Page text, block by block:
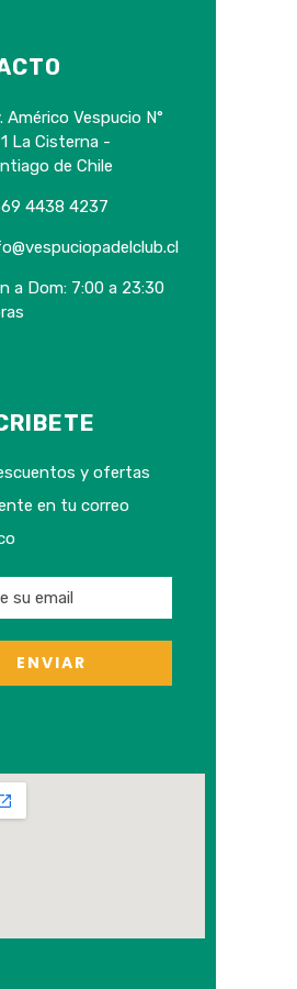
Américo Vespucio N°
La Cisterna -
de Chile
4438 4237
a Dom: 7:00 a 23:30
y ofertas
en tu correo